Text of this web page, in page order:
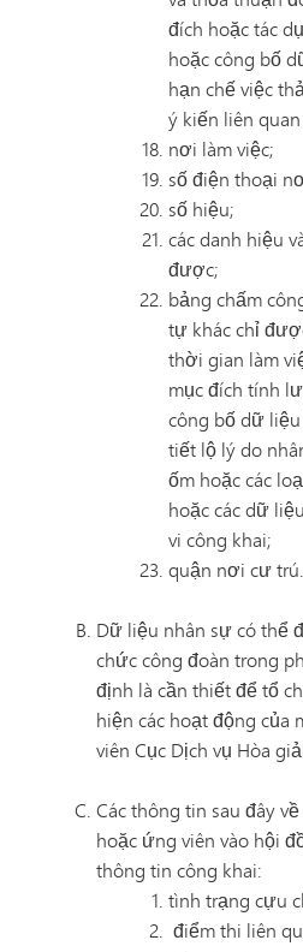
đích hoặc tác
hoặc công bố
hạn chế việc
ý kiến liên
nơi làm việc;
số điện thoại
số hiệu;
các danh hiệu
được;
bảng chấm
tự khác chỉ
thời gian làm
mục đích tính
công bố dữ
tiết lộ lý do
ốm hoặc các
hoặc các dữ
vi công khai;
quận nơi cư trú.
Dữ liệu nhân sự có thể
chức công đoàn trong
định là cần thiết để tổ
hiện các hoạt động
viên Cục Dịch vụ Hòa
Các thông tin sau đây
hoặc ứng viên vào hội
thông tin công khai:
tình trạng cựu
điểm thi liên